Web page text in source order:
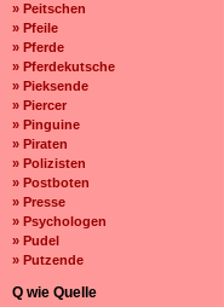
» Peitschen
» Pfeile
» Pferde
» Pferdekutsche
» Pieksende
» Piercer
» Pinguine
» Piraten
» Polizisten
» Postboten
» Presse
» Psychologen
» Pudel
» Putzende
Q wie Quelle